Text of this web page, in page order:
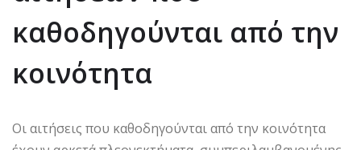
καθοδηγούνται από την
κοινότητα
Οι αιτήσεις που καθοδηγούνται από την κοινότητα